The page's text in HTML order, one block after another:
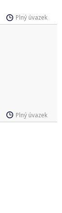
Plný úvazek
Plný úvazek